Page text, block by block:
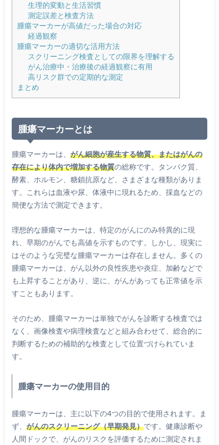
生理的変動と生活習慣
測定誤差と検査方法
腫瘍マーカーが高値だった場合の対応
経過観察
腫瘍マーカーの適切な活用方法
スクリーニング検査としての限界を理解する
がん治療中・治療後の経過観察に有用
高リスク群での定期的な測定
まとめ
腫瘍マーカーとは
腫瘍マーカーは、 がん細胞が産生する物質、またはがんの
存在により体内で増加する物質の総称です。タンパク質、
酵素、ホルモン、糖鎖抗原など、さまざまな種類がありま
す。これらは血液や尿、体液中に現れるため、採血などの
簡便な方法で測定できます。
理想的な腫瘍マーカーは、特定のがんにのみ特異的に現
れ、早期のがんでも高値を示すものです。しかし、現実に
はそのような完璧な腫瘍マーカーは存在しません。多くの
腫瘍マーカーは、がん以外の良性疾患や炎症、加齢などで
も上昇することがあり、逆に、がんがあっても正常値を示
すこともあります。
そのため、腫瘍マーカーは単独でがんを診断する検査では
なく、画像検査や病理検査などと組み合わせて、総合的に
判断するための補助的な検査として位置づけられていま
す。
腫瘍マーカーの使用目的
腫瘍マーカーは、主に以下の4つの目的で使用されます。ま
ず、 がんのスクリーニング（早期発見）です。健康診断や
人間ドックで、がんのリスクを評価するために測定されま